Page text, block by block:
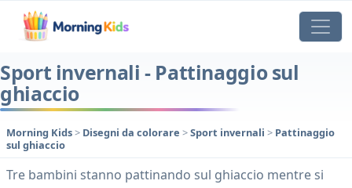
Sport invernali - Pattinaggio sul
ghiaccio
Morning Kids> Disegni da colorare >Sport invernali > Pattinaggio
sul ghiaccio
Tre bambini stanno pattinando sul ghiaccio mentre si